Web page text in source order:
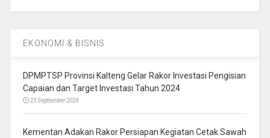
EKONOMI & BISNIS
DPMPTSP Provinsi Kalteng Gelar Rakor Investasi Pengisian
Capaian dan Target Investasi Tahun 2024
23 September 2024
Kementan Adakan Rakor Persiapan Kegiatan Cetak Sawah